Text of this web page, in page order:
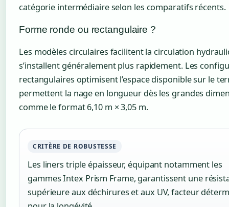
catégorie intermédiaire selon les comparatifs récents.
Forme ronde ou rectangulaire ?
Les modèles circulaires facilitent la circulation
s’installent généralement plus rapidement. Les
rectangulaires optimisent l’espace disponible sur le
permettent la nage en longueur dès les grandes
comme le format 6,10 m × 3,05 m.
CRITÈRE DE ROBUSTESSE
Les liners triple épaisseur, équipant notamment les
gammes Intex Prism Frame, garantissent une
supérieure aux déchirures et aux UV, facteur